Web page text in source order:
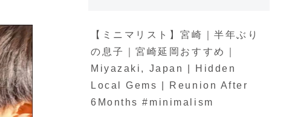
【ミニマリスト】宮崎｜半年ぶり
の息子｜宮崎延岡おすすめ｜
Miyazaki, Japan | Hidden
Local Gems | Reunion After
6Months #minimalism